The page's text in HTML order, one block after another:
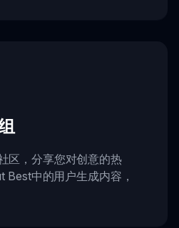
区，分享您对创意的热
中的用户生成内容，